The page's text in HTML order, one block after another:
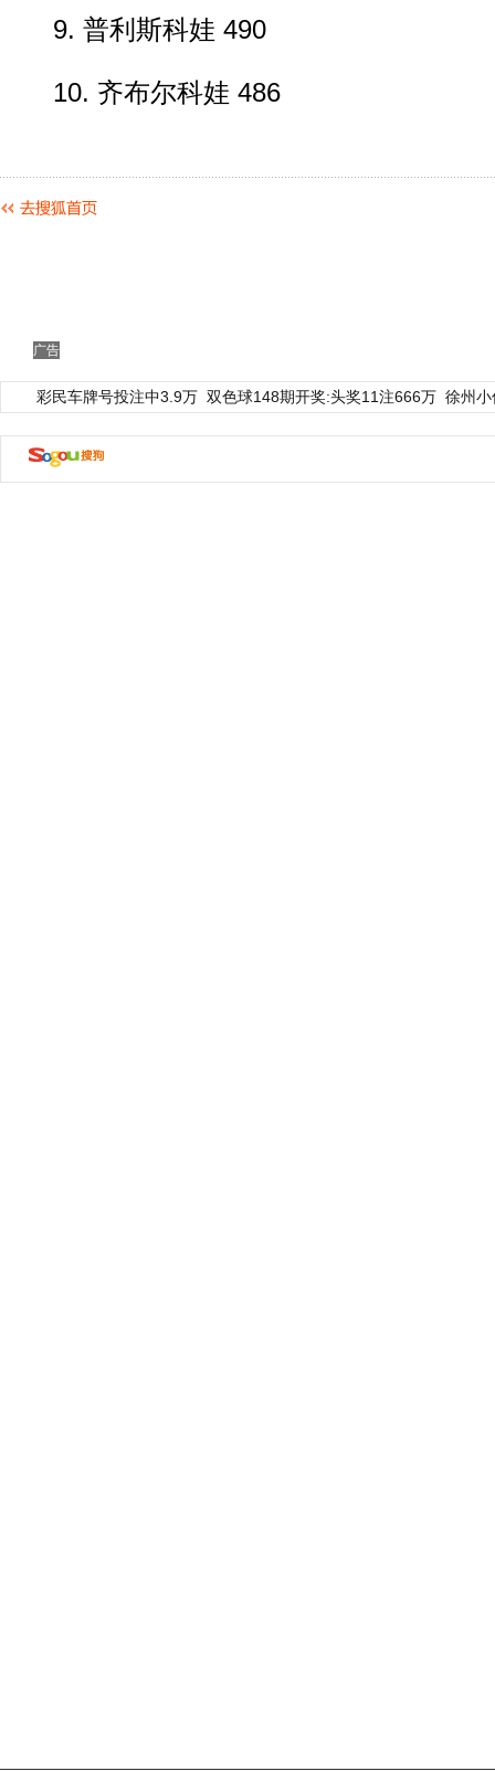
9. 普利斯科娃 490
10. 齐布尔科娃 486
广告
彩民车牌号投注中3.9万 双色球148期开奖:头奖11注666万 徐州